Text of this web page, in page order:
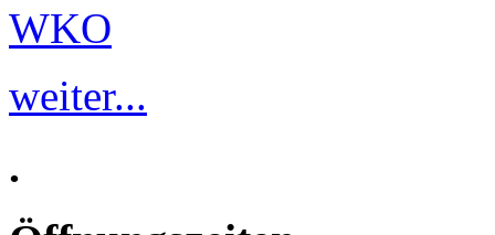
WKO
weiter...
.